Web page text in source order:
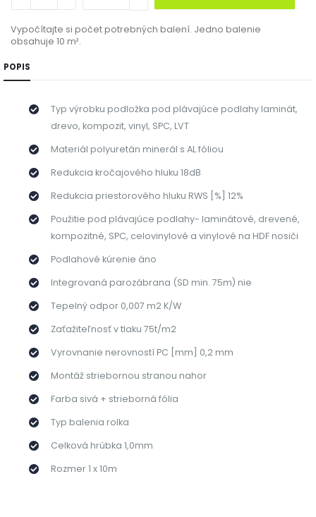
Vypočítajte si počet potrebných balení. Jedno balenie
obsahuje 10 m².
POPIS
Typ výrobku podložka pod plávajúce podlahy laminát,
drevo, kompozit, vinyl, SPC, LVT
Materiál polyuretán minerál s AL fóliou
Redukcia kročajového hluku 18dB
Redukcia priestorového hluku RWS [%] 12%
Použitie pod plávajúce podlahy- laminátové, drevené,
kompozitné, SPC, celovinylové a vinylové na HDF nosiči
Podlahové kúrenie áno
Integrovaná parozábrana (SD min. 75m) nie
Tepelný odpor 0,007 m2 K/W
Zaťažiteľnosť v tlaku 75t/m2
Vyrovnanie nerovností PC [mm] 0,2 mm
Montáž striebornou stranou nahor
Farba sivá + strieborná fólia
Typ balenia rolka
Celková hrúbka 1,0mm
Rozmer 1 x 10m